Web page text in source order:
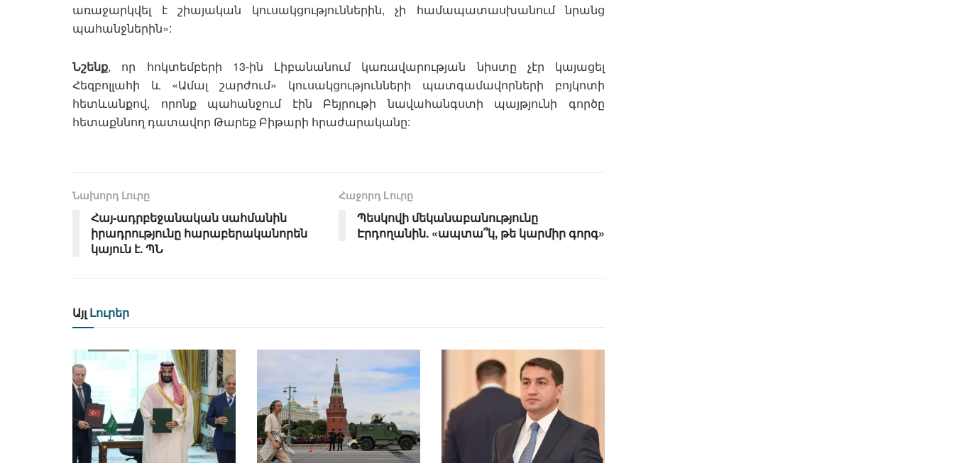
առաջարկվել է շիայական կուսակցություններին, չի համապատասխանում նրանց
պահանջներին»:
Նշենք, որ հոկտեմբերի 13-ին Լիբանանում կառավարության նիստը չէր կայացել
Հեզբոլլահի և «Ամալ շարժում» կուսակցությունների պատգամավորների բոյկոտի
հետևանքով, որոնք պահանջում էին Բեյրութի նավահանգստի պայթյունի գործը
հետաքննող դատավոր Թարեք Բիթարի հրաժարականը:
Նախորդ Լուրը
Հայ-ադրբեջանական սահմանին
իրադրությունը հարաբերականորեն
կայուն է. ՊՆ
Հաջորդ Lուրը
Պեսկովի մեկանաբանությունը
Էրդողանին. «ապտա՞կ, թե կարմիր գորգ»
Այլ Լուրեր